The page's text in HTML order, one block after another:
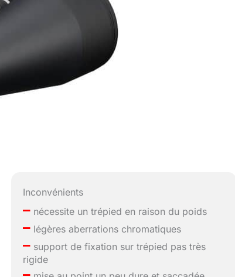
Inconvénients
– nécessite un trépied en raison du poids
– légères aberrations chromatiques
– support de fixation sur trépied pas très
rigide